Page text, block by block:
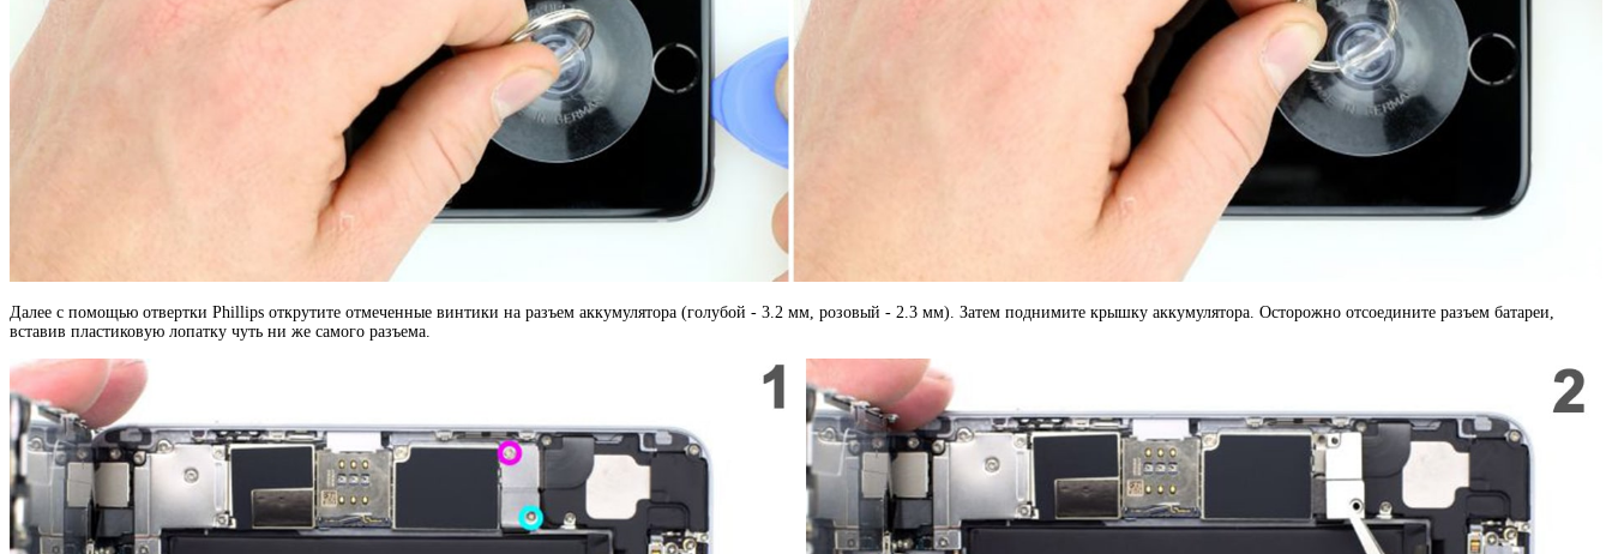
Далее с помощью отвертки Phillips открутите отмеченные винтики на разъем аккумулятора (голубой - 3.2 мм, розовый - 2.3 мм). Затем поднимите крышку аккумулятора. Осторожно отсоедините разъем батареи,
вставив пластиковую лопатку чуть ни же самого разъема.